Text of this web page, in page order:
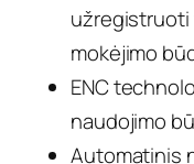
užregistruoti
mokėjimo
ENC
naudojimo
Automatinis